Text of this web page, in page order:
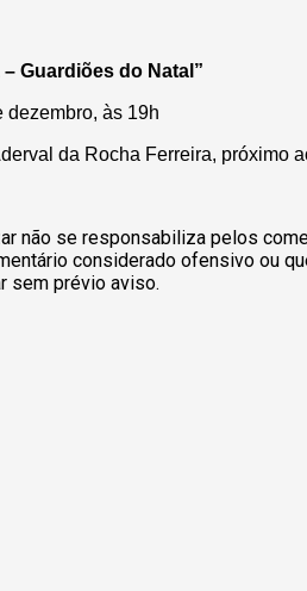
– Guardiões do Natal”
dezembro, às 19h
da Rocha Ferreira, próximo
não se responsabiliza pelos
considerado ofensivo ou
sem prévio aviso.